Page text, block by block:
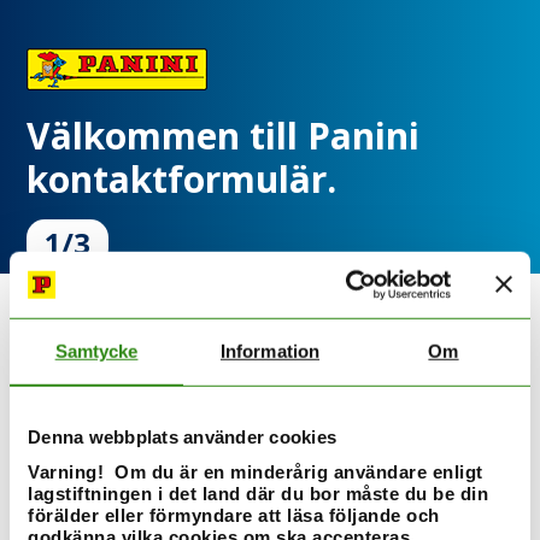
Samtycke Information Om
Denna webbplats använder cookies
Varning! Om du är en minderårig användare enligt
lagstiftningen i det land där du bor måste du be din
förälder eller förmyndare att läsa följande och
Välkommen till Panini
kontaktformulär.
1/3
Jag ...
är eller vill bli en Panini-handelspartner
skulle vilja arbeta för Panini